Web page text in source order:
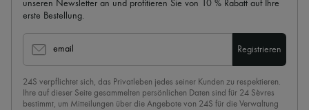
unseren Newsletter an und profitieren Sie von 10 % Rabatt auf Ihre
erste Bestellung.
email Registrieren
24S verpflichtet sich, das Privatleben jedes seiner Kunden zu respektieren.
Ihre auf dieser Seite gesammelten persönlichen Daten sind für 24 Sèvres
bestimmt, um Mitteilungen über die Angebote von 24S für die Verwaltung